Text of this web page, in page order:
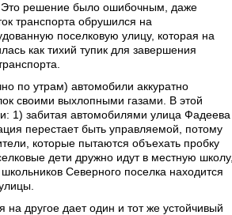
Это решение было ошибочным, даже
транспорта обрушился на
поселковую улицу, которая на
как тихий тупик для завершения
по утрам) автомобили аккуратно
своими выхлопными газами. В этой
1) забитая автомобилями улица Фадеева
перестает быть управляемой, потому
которые пытаются объехать пробку
дети дружно идут в местную школу,
Северного поселка находится
другое дает один и тот же устойчивый